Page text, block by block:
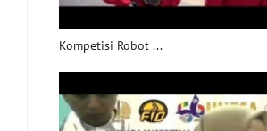
Kompetisi Robot ...